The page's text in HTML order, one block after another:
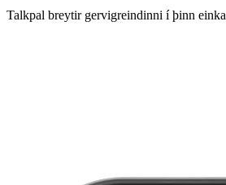
Talkpal breytir gervigreindinni í þinn